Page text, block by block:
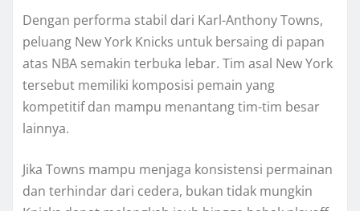
Dengan performa stabil dari Karl-Anthony Towns,
peluang New York Knicks untuk bersaing di papan
atas NBA semakin terbuka lebar. Tim asal New York
tersebut memiliki komposisi pemain yang
kompetitif dan mampu menantang tim-tim besar
lainnya.
Jika Towns mampu menjaga konsistensi permainan
dan terhindar dari cedera, bukan tidak mungkin